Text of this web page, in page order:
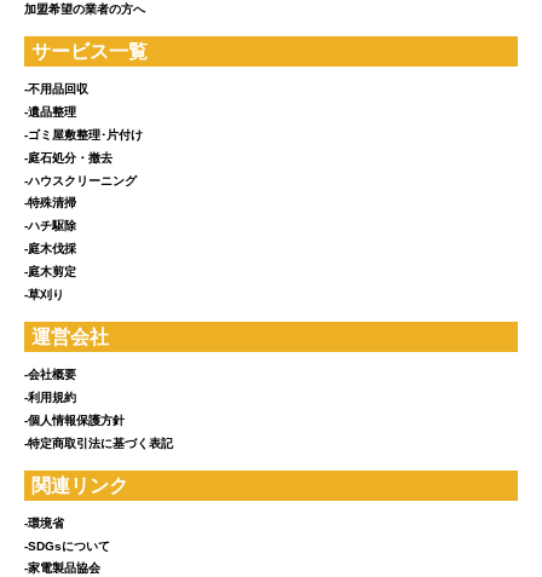
加盟希望の業者の方へ
サービス一覧
-不用品回収
-遺品整理
-ゴミ屋敷整理･片付け
-庭石処分・撤去
-ハウスクリーニング
-特殊清掃
-ハチ駆除
-庭木伐採
-庭木剪定
-草刈り
運営会社
-会社概要
-利用規約
-個人情報保護方針
-特定商取引法に基づく表記
関連リンク
-環境省
-SDGsについて
-家電製品協会